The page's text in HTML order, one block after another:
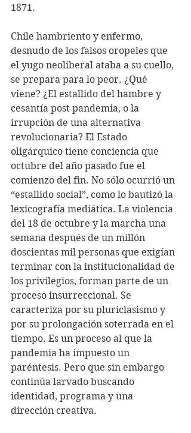
1871.
Chile hambriento y enfermo,
desnudo de los falsos oropeles que
el yugo neoliberal ataba a su cuello,
se prepara para lo peor. ¿Qué
viene? ¿El estallido del hambre y
cesantía post pandemia, o la
irrupción de una alternativa
revolucionaria? El Estado
oligárquico tiene conciencia que
octubre del año pasado fue el
comienzo del fin. No sólo ocurrió un
“estallido social”, como lo bautizó la
lexicografía mediática. La violencia
del 18 de octubre y la marcha una
semana después de un millón
doscientas mil personas que exigían
terminar con la institucionalidad de
los privilegios, forman parte de un
proceso insurreccional. Se
caracteriza por su pluriclasismo y
por su prolongación soterrada en el
tiempo. Es un proceso al que la
pandemia ha impuesto un
paréntesis. Pero que sin embargo
continúa larvado buscando
identidad, programa y una
dirección creativa.